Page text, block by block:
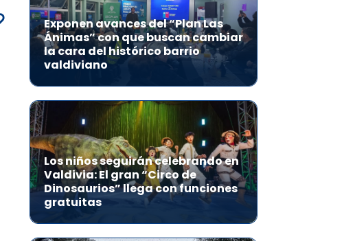
Exponen avances del “Plan Las
Ánimas” con que buscan cambiar
la cara del histórico barrio
valdiviano
Los niños seguirán celebrando en
Valdivia: El gran “Circo de
Dinosaurios” llega con funciones
gratuitas